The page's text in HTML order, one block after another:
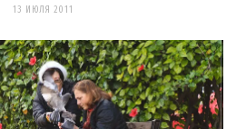
13 ИЮЛЯ 2011